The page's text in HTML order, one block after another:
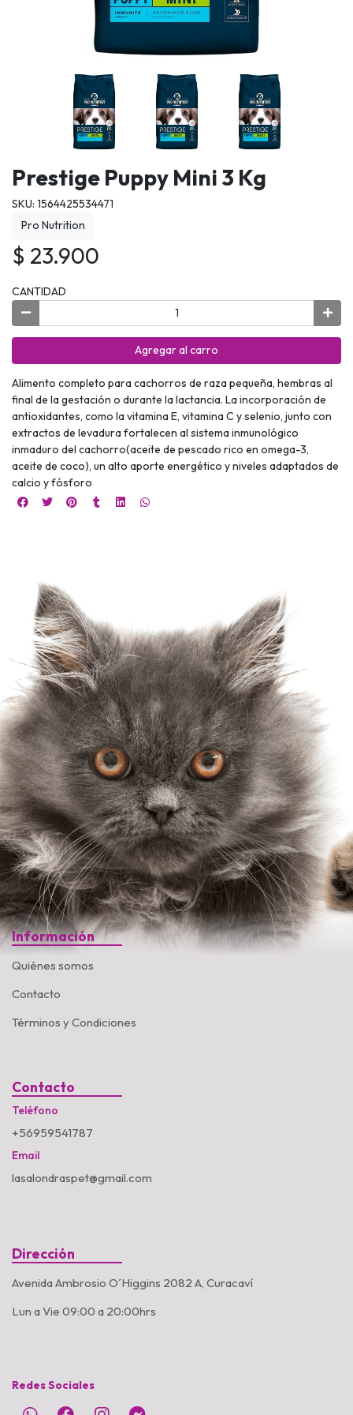
Prestige Puppy Mini 3 Kg
SKU: 1564425534471
Pro Nutrition
$ 23.900
CANTIDAD
Agregar al carro
Alimento completo para cachorros de raza pequeña, hembras al
final de la gestación o durante la lactancia. La incorporación de
antioxidantes, como la vitamina E, vitamina C y selenio, junto con
extractos de levadura fortalecen al sistema inmunológico
inmaduro del cachorro(aceite de pescado rico en omega-3,
aceite de coco), un alto aporte energético y niveles adaptados de
calcio y fósforo
Información
Quiénes somos
Contacto
Términos y Condiciones
Contacto
Teléfono
+56959541787
Email
lasalondraspet@gmail.com
Dirección
Avenida Ambrosio O´Higgins 2082 A, Curacaví
Lun a Vie 09:00 a 20:00hrs
Redes Sociales